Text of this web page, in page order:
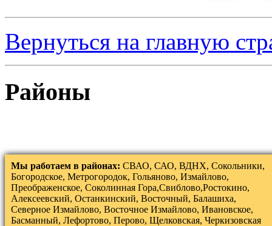
Вернуться на главную
Районы
Мы работаем в районах: СВАО, САО, ВДНХ, Сокольники,
Богородское, Метрогородок, Гольяново, Измайлово,
Преображенское, Соколинная Гора,Свиблово,Ростокино,
Алексеевский, Останкинский, Восточный, Балашиха,
Северное Измайлово, Восточное Измайлово, Ивановское,
Басманный, Лефортово, Перово, Щелковская, Черкизовская